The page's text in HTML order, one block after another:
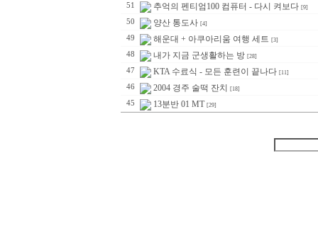
51 추억의 펜티엄100 컴퓨터 - 다시 켜보다 [9]
50 양산 통도사 [4]
49 해운대 + 아쿠아리움 여행 세트 [3]
48 내가 지금 군생활하는 방 [28]
47 KTA 수료식 - 모든 훈련이 끝나다 [11]
46 2004 경주 술떡 잔치 [18]
45 13분반 01 MT [29]